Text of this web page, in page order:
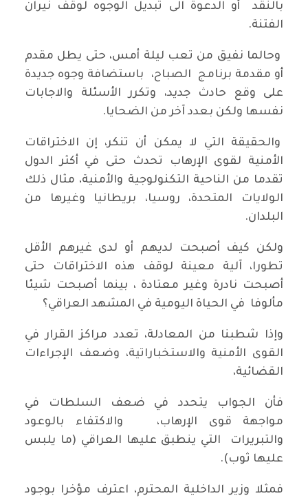
بالنقد أو الدعوة الى تبديل الوجوه لوقف نيران
الفتنة.
وحالما نفيق من تعب ليلة أمس، حتى يطل مقدم
أو مقدمة برنامج الصباح، باستضافة وجوه جديدة
على وقع حادث جديد، وتكرر الأسئلة والاجابات
نفسها ولكن بعدد آخر من الضحايا.
والحقيقة التي لا يمكن أن تنكر، إن الاختراقات
الأمنية لقوى الإرهاب تحدث حتى في أكثر الدول
تقدما من الناحية التكنولوجية والأمنية، مثال ذلك
الولايات المتحدة، روسيا، بريطانيا وغيرها من
البلدان.
ولكن كيف أصبحت لديهم أو لدى غيرهم الأقل
تطورا، آلية معينة لوقف هذه الاختراقات حتى
أصبحت نادرة وغير معتادة ، بينما أصبحت شيئا
مألوفا في الحياة اليومية في المشهد العراقي؟
وإذا شطبنا من المعادلة، تعدد مراكز القرار في
القوى الأمنية والاستخباراتية، وضعف الإجراءات
القضائية،
فأن الجواب يتحدد في ضعف السلطات في
مواجهة قوى الإرهاب، والاكتفاء بالوعود
والتبريرات التي ينطبق عليها العراقي (ما يلبس
عليها ثوب).
فمثلا وزير الداخلية المحترم، اعترف مؤخرا بوجود